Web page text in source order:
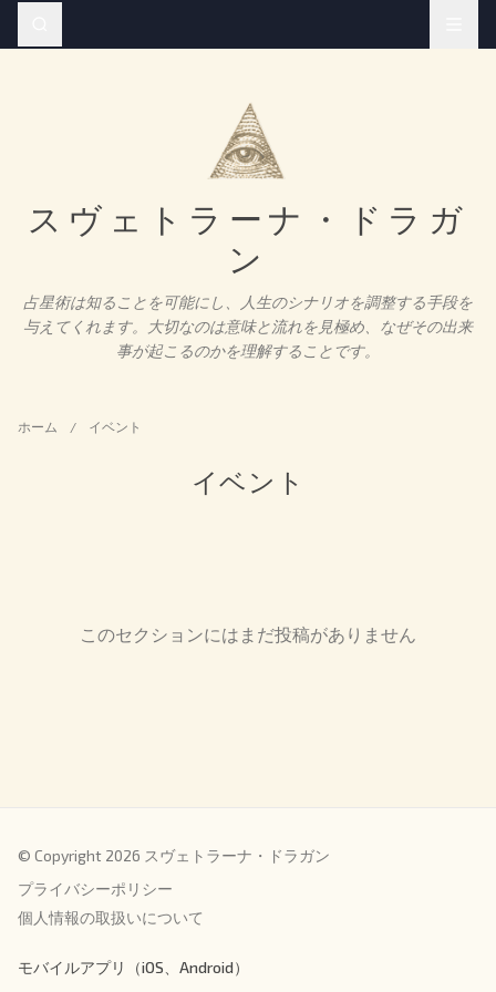
スヴェトラーナ・ドラガ
ン
占星術は知ることを可能にし、人生のシナリオを調整する手段を
与えてくれます。大切なのは意味と流れを見極め、なぜその出来
事が起こるのかを理解することです。
ホーム / イベント
イベント
このセクションにはまだ投稿がありません
© Copyright 2026 スヴェトラーナ・ドラガン
プライバシーポリシー
個人情報の取扱いについて
モバイルアプリ（iOS、Android）